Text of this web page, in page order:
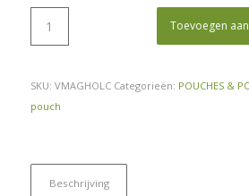
Toevoegen
SKU: VMAGHOLC Categorieën: POUCHES &
pouch
Beschrijving